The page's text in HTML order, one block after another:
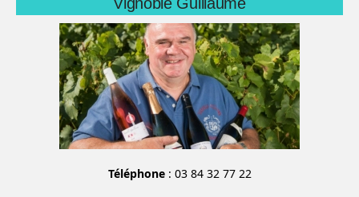
Téléphone: 03 84 32 77 22